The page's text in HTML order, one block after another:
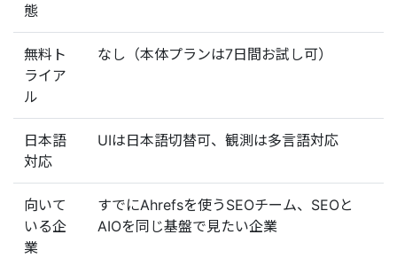
態
無料ト
ライア
ル
なし（本体プランは7日間お試し可）
日本語
対応
UIは日本語切替可、観測は多言語対応
向いて
いる企
業
すでにAhrefsを使うSEOチーム、SEOと
AIOを同じ基盤で見たい企業